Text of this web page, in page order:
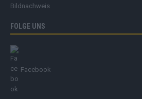
Bildnachweis
FOLGE UNS
Facebook